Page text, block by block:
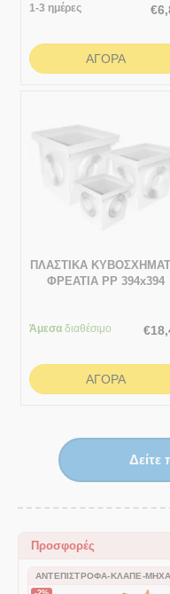
1-3 ημέρες €
ΑΓΟΡΆ
ΠΛΑΣΤΙΚΑ
ΦΡΕΑΤΙΑ ΡΡ 394x394
Άμεσα διαθέσιμο €
ΑΓΟΡΆ
Δείτε
Προσφορές
ΑΝΤΕΠΊΣΤΡΟΦΑ-ΚΛΑΠΈ-